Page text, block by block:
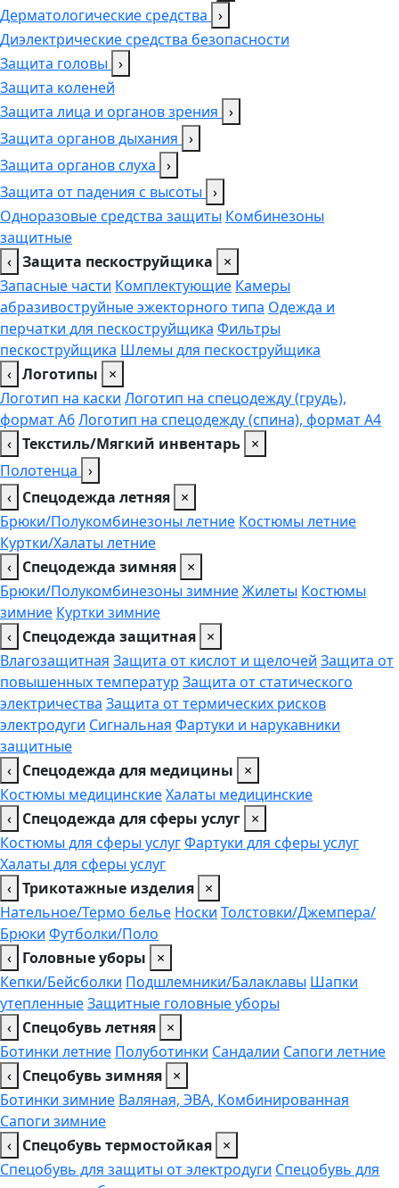
Дерматологические средства ›
Диэлектрические средства безопасности
Защита головы ›
Защита коленей
Защита лица и органов зрения ›
Защита органов дыхания ›
Защита органов слуха ›
Защита от падения с высоты ›
Одноразовые средства защиты Комбинезоны
защитные
‹ Защита пескоструйщика
×
Запасные части Комплектующие Камеры
абразивоструйные эжекторного типа Одежда и
перчатки для пескоструйщика Фильтры
пескоструйщика Шлемы для пескоструйщика
‹ Логотипы
×
Логотип на каски Логотип на спецодежду (грудь),
формат А6Логотип на спецодежду (спина), формат А4
‹ Текстиль/Мягкий инвентарь ×
Полотенца ›
‹ Спецодежда летняя ×
Брюки/Полукомбинезоны летние Костюмы летние
Куртки/Халаты летние
‹ Спецодежда зимняя ×
Брюки/Полукомбинезоны зимниеЖилеты Костюмы
зимние Куртки зимние
‹ Спецодежда защитная ×
Влагозащитная Защита от кислот и щелочей Защита от
повышенных температур Защита от статического
электричества Защита от термических рисков
электродуги Сигнальная Фартуки и нарукавники
защитные
‹ Спецодежда для медицины
×
Костюмы медицинскиеХалаты медицинские
‹ Спецодежда для сферы услуг ×
Костюмы для сферы услугФартуки для сферы услуг
Халаты для сферы услуг
‹ Трикотажные изделия ×
Нательное/Термо белье Носки Толстовки/Джемпера/
Брюки Футболки/Поло
‹ Головные уборы
×
Кепки/Бейсболки Подшлемники/Балаклавы Шапки
утепленныеЗащитные головные уборы
‹ Спецобувь летняя ×
Ботинки летние Полуботинки Сандалии Сапоги летние
‹ Спецобувь зимняя ×
Ботинки зимние Валяная, ЭВА, Комбинированная
Сапоги зимние
‹ Спецобувь термостойкая ×
Спецобувь для защиты от электродуги Спецобувь для